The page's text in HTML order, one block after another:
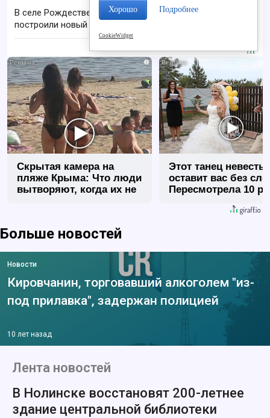
В селе Рождественском семье учителей
построили новый дом
i
Скрытая камера на
пляже Крыма: Что люди
вытворяют, когда их не
Этот танец невесты
оставит вас без
Пересмотрела 10
Больше новостей
Новости
Кировчанин, торговавший алкоголем "из-
под прилавка", задержан полицией
10 лет назад
Лента новостей
В Нолинске восстановят 200-летнее
здание центральной библиотеки
Хорошо Подробнее
CookieWidget